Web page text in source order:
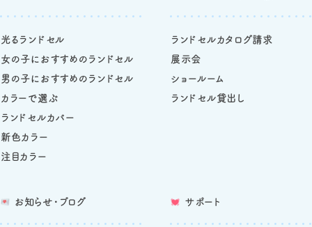
光るランドセル
女の子におすすめのランドセル
男の子におすすめのランドセル
カラーで選ぶ
ランドセルカバー
新色カラー
注目カラー
ランドセルカタログ請求
展示会
ショールーム
ランドセル貸出し
お知らせ・ブログ サポート